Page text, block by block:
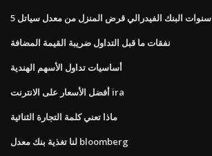
5 سنوات البنك الفيدرالي قرض المنزل من معدل سياتل
نفقات ما قبل التداول ضريبة القيمة المضافة
أساسيات تداول الأسهم الهندية
أفضل الأسعار على الانترنت ira
ماذا تعني كلمة التجارة الثنائية
لنا تغذية بنك معدل bloomberg